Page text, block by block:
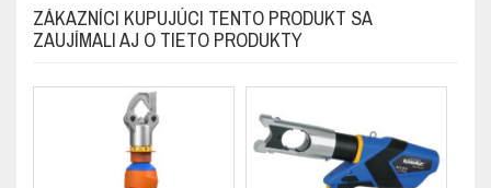
ZÁKAZNÍCI KUPUJÚCI TENTO PRODUKT SA
ZAUJÍMALI AJ O TIETO PRODUKTY